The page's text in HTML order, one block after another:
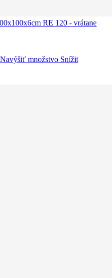
RE 120 - vrátane
Navýšiť množstvo Snížit